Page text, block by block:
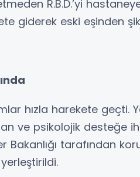
R.B.D.’yi
giderek eski eşinden
hızla harekete geçti.
ve psikolojik desteğe
Bakanlığı tarafından